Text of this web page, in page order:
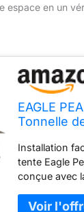
espace en un
EAGLE
Tonnelle
avec
Toit
pour
de réce
Installation
tente Eagle
conçue avec
Easy Peak